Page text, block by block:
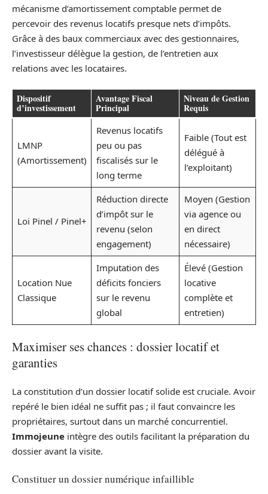
mécanisme d’amortissement comptable permet de
percevoir des revenus locatifs presque nets d’impôts.
Grâce à des baux commerciaux avec des gestionnaires,
l’investisseur délègue la gestion, de l’entretien aux
relations avec les locataires.
Dispositif
d’investissement
Avantage Fiscal
Principal
Niveau de Gestion
Requis
LMNP
(Amortissement)
Revenus locatifs
peu ou pas
fiscalisés sur le
long terme
Faible (Tout est
délégué à
l’exploitant)
Loi Pinel / Pinel+
Réduction directe
d’impôt sur le
revenu (selon
engagement)
Moyen (Gestion
via agence ou
en direct
nécessaire)
Location Nue
Classique
Imputation des
déficits fonciers
sur le revenu
global
Élevé (Gestion
locative
complète et
entretien)
Maximiser ses chances : dossier locatif et
garanties
La constitution d’un dossier locatif solide est cruciale. Avoir
repéré le bien idéal ne suffit pas ; il faut convaincre les
propriétaires, surtout dans un marché concurrentiel.
Immojeune intègre des outils facilitant la préparation du
dossier avant la visite.
Constituer un dossier numérique infaillible